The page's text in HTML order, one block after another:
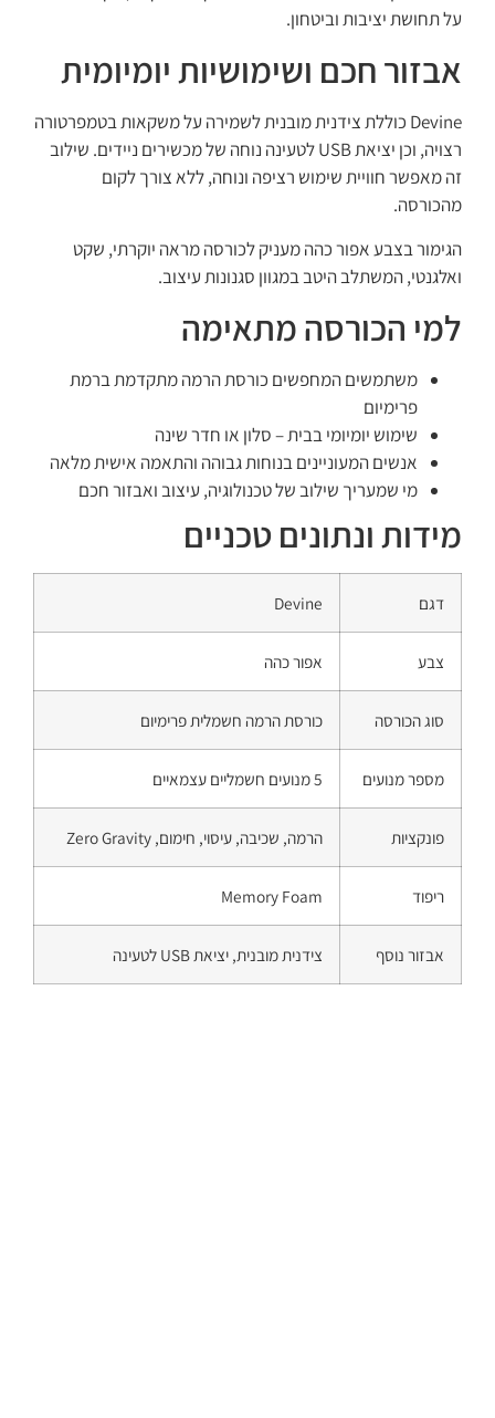
על תחושת יציבות וביטחון.
אבזור חכם ושימושיות יומיומית
Devine כוללת צידנית מובנית לשמירה על משקאות בטמפרטורה
רצויה, וכן יציאת USB לטעינה נוחה של מכשירים ניידים. שילוב
זה מאפשר חוויית שימוש רציפה ונוחה, ללא צורך לקום
מהכורסה.
הגימור בצבע אפור כהה מעניק לכורסה מראה יוקרתי, שקט
ואלגנטי, המשתלב היטב במגוון סגנונות עיצוב.
למי הכורסה מתאימה
משתמשים המחפשים כורסת הרמה מתקדמת ברמת
פרימיום
שימוש יומיומי בבית – סלון או חדר שינה
אנשים המעוניינים בנוחות גבוהה והתאמה אישית מלאה
מי שמעריך שילוב של טכנולוגיה, עיצוב ואבזור חכם
מידות ונתונים טכניים
דגם Devine
צבע אפור כהה
סוג הכורסה כורסת הרמה חשמלית פרימיום
מספר מנועים 5 מנועים חשמליים עצמאיים
פונקציות הרמה, שכיבה, עיסוי, חימום, Zero Gravity
ריפוד Memory Foam
אבזור נוסף צידנית מובנית, יציאת USB לטעינה